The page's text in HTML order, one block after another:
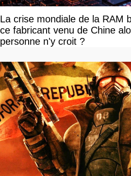
La crise mondiale de la RAM
ce fabricant venu de Chine
personne n'y croit ?